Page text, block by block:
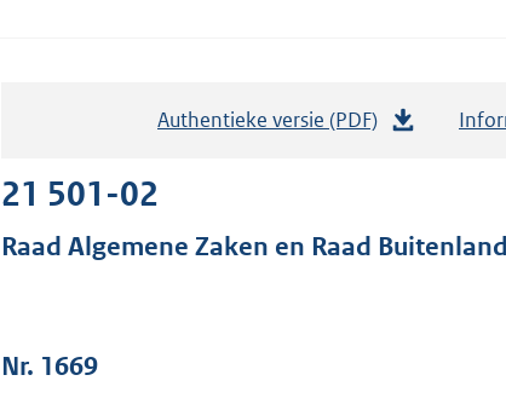
Authentieke versie (PDF)
a
21 501-02
Raad Algemene Zaken en Raad
Nr. 1669